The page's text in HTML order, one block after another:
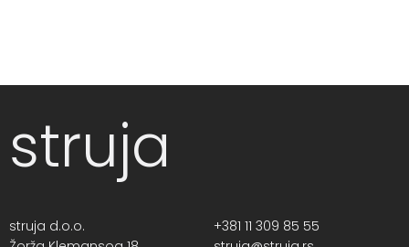
struja
struja d.o.o.
+381 11 309 85 55